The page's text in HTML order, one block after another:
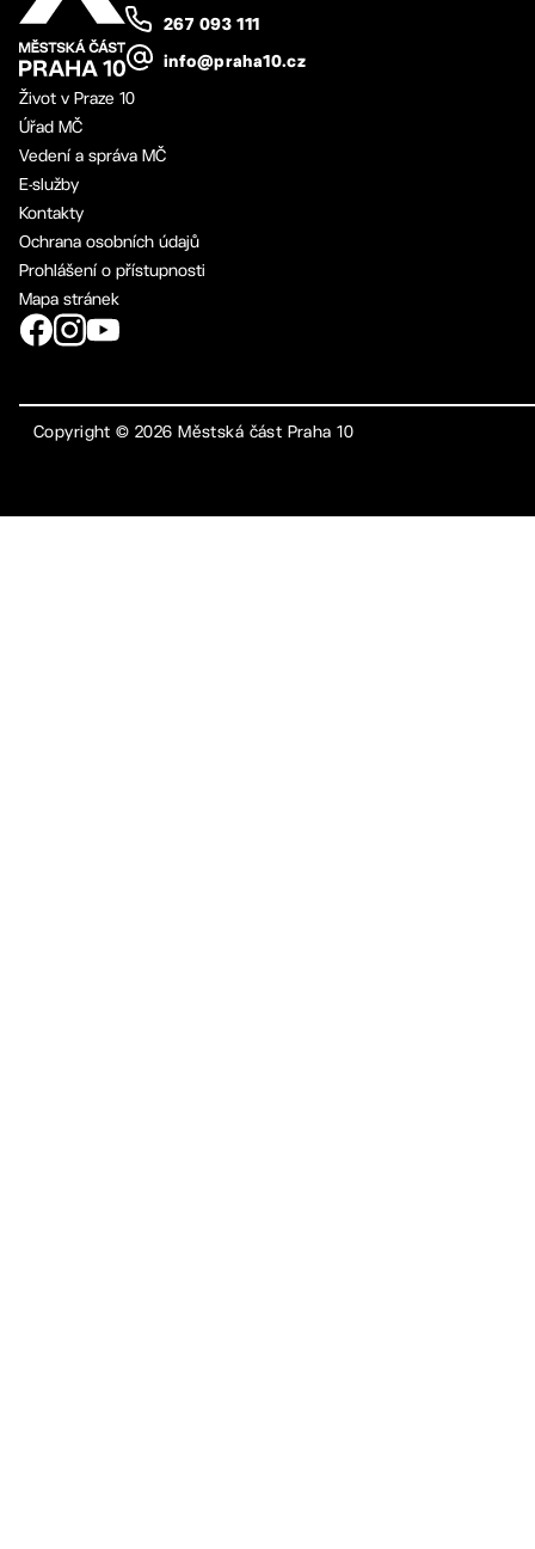
267 093 111
info@praha10.cz
Život v Praze 10
Úřad MČ
Vedení a správa MČ
E-služby
Kontakty
Ochrana osobních údajů
Prohlášení o přístupnosti
Mapa stránek
Copyright ©2026 Městská část Praha 10